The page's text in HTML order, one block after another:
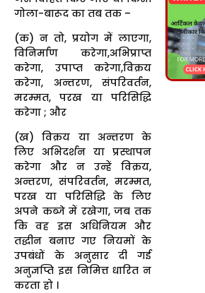
गोला-बारूद का तब तक –
(क) न तो, प्रयोग में लाएगा,
विनिर्माण करेगा,अभिप्राप्त
करेगा, उपाप्त करेगा,विक्रय
करेगा, अन्तरण, संपरिवर्तन,
मरम्मत, परख या परिसिद्धि
करेगा ; और
(ख) विक्रय या अन्तरण के
लिए अभिदर्शन या प्रस्थापन
करेगा और न उन्हें विक्रय,
अन्तरण, संपरिवर्तन, मरम्मत,
परख या परिसिद्धि के लिए
अपने कब्जे में रखेगा, जब तक
कि वह इस अधिनियम और
तद्धीन बनाए गए नियमों के
उपबंधों के अनुसार दी गई
अनुज्ञप्ति इस निमित्त धारित न
करता हो ।